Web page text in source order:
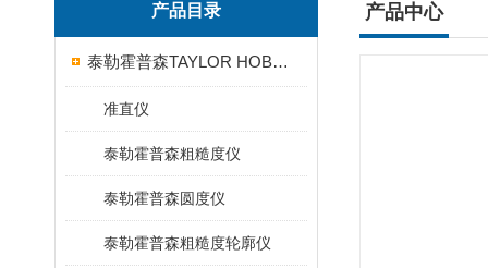
产品目录
泰勒霍普森TAYLOR HOBSON粗糙度仪
准直仪
泰勒霍普森粗糙度仪
泰勒霍普森圆度仪
泰勒霍普森粗糙度轮廓仪
产品中心